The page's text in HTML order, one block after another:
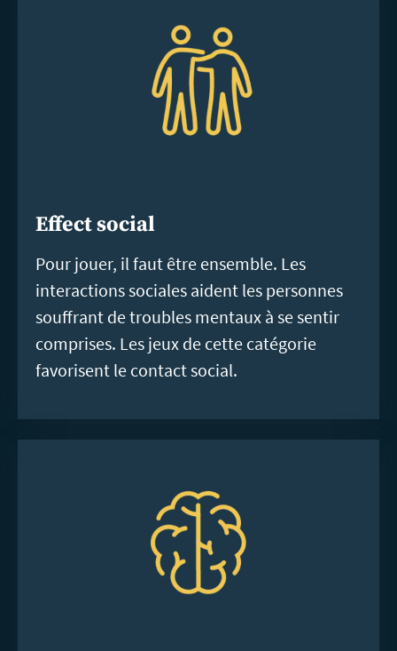
Effect social
Pour jouer, il faut être ensemble. Les
interactions sociales aident les personnes
souffrant de troubles mentaux à se sentir
comprises. Les jeux de cette catégorie
favorisent le contact social.